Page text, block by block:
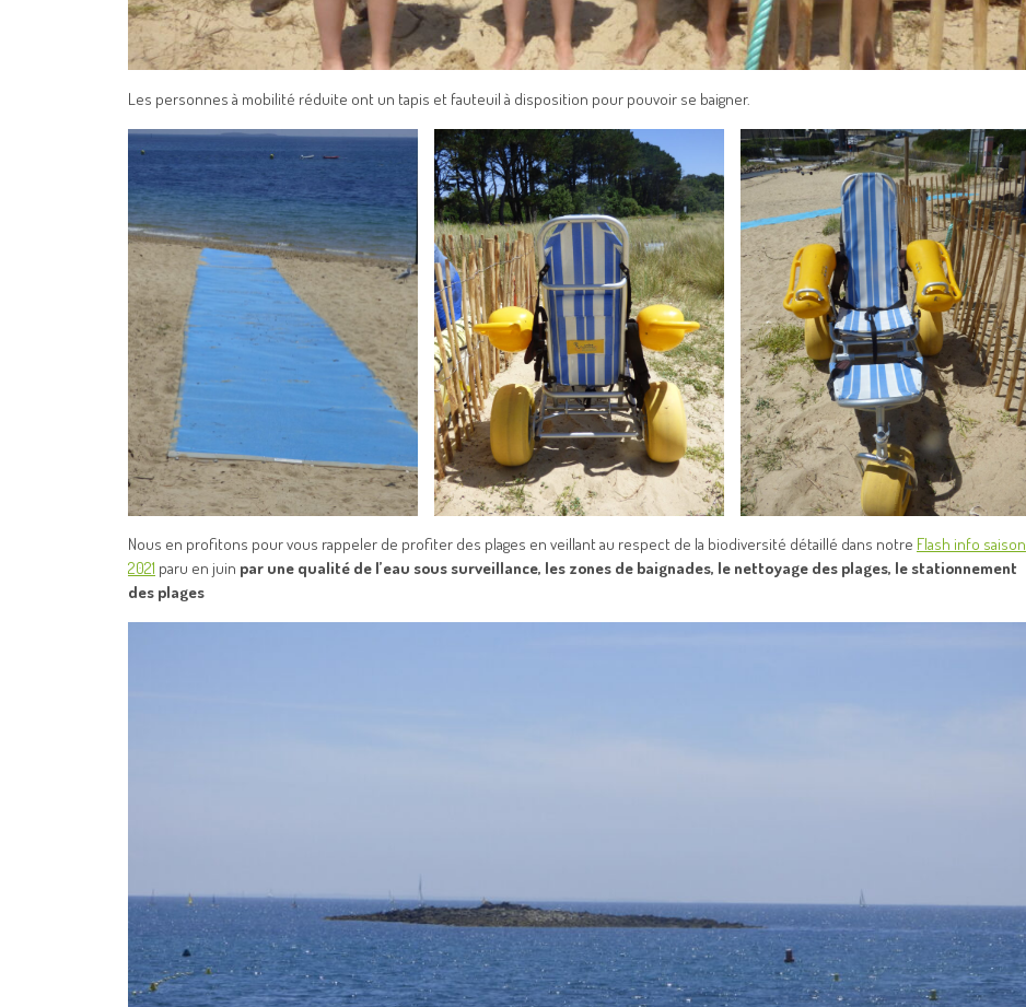
Les personnes à mobilité réduite ont un tapis et fauteuil à disposition pour pouvoir se baigner.
Nous en profitons pour vous rappeler de profiter des plages en veillant au respect de la biodiversité détaillé dans notre Flash info saison
2021 paru en juin par une qualité de l’eau sous surveillance, les zones de baignades, le nettoyage des plages, le stationnement
des plages